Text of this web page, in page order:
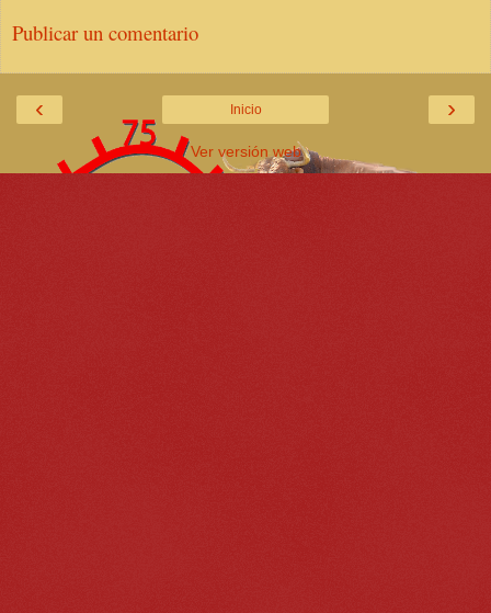
Publicar un comentario
‹ ›
Inicio
Ver versión web